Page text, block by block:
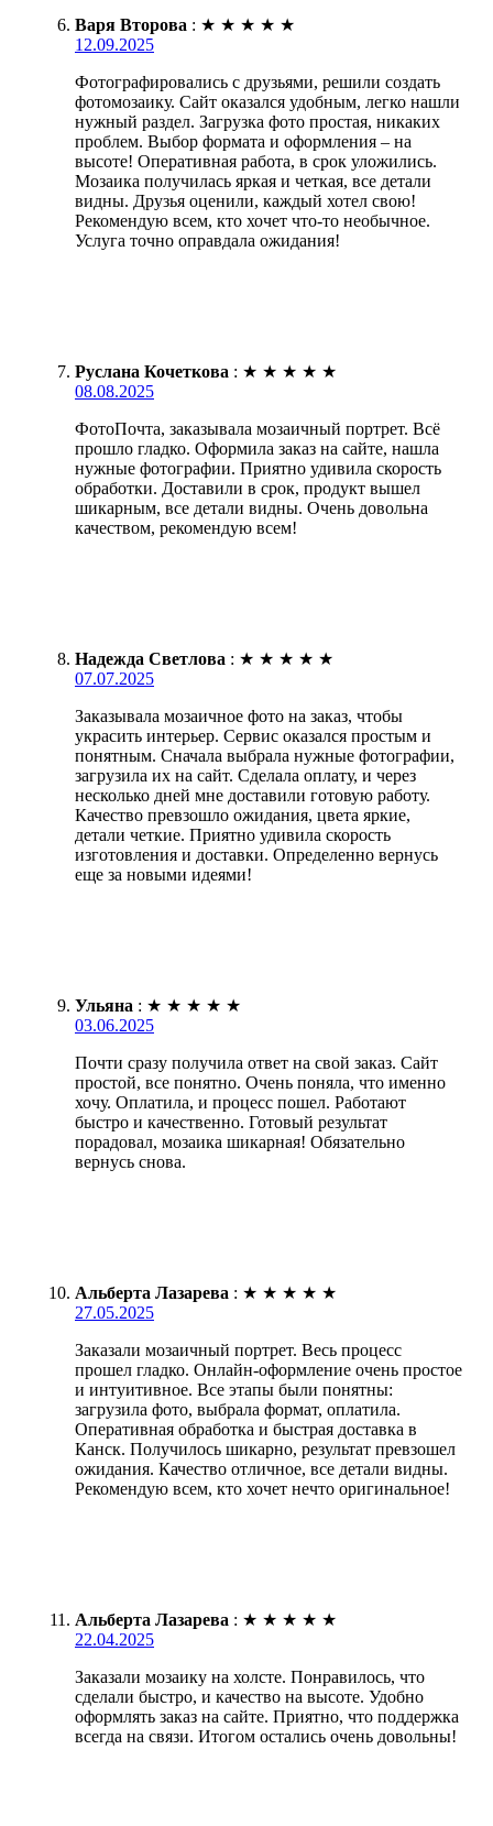
Варя Второва : ★ ★ ★ ★ ★
12.09.2025
Фотографировались с друзьями, решили создать
фотомозаику. Сайт оказался удобным, легко нашли
нужный раздел. Загрузка фото простая, никаких
проблем. Выбор формата и оформления – на
высоте! Оперативная работа, в срок уложились.
Мозаика получилась яркая и четкая, все детали
видны. Друзья оценили, каждый хотел свою!
Рекомендую всем, кто хочет что-то необычное.
Услуга точно оправдала ожидания!
Руслана Кочеткова : ★ ★ ★ ★ ★
08.08.2025
ФотоПочта, заказывала мозаичный портрет. Всё
прошло гладко. Оформила заказ на сайте, нашла
нужные фотографии. Приятно удивила скорость
обработки. Доставили в срок, продукт вышел
шикарным, все детали видны. Очень довольна
качеством, рекомендую всем!
Надежда Светлова : ★ ★ ★ ★ ★
07.07.2025
Заказывала мозаичное фото на заказ, чтобы
украсить интерьер. Сервис оказался простым и
понятным. Сначала выбрала нужные фотографии,
загрузила их на сайт. Сделала оплату, и через
несколько дней мне доставили готовую работу.
Качество превзошло ожидания, цвета яркие,
детали четкие. Приятно удивила скорость
изготовления и доставки. Определенно вернусь
еще за новыми идеями!
Ульяна : ★ ★ ★ ★ ★
03.06.2025
Почти сразу получила ответ на свой заказ. Сайт
простой, все понятно. Очень поняла, что именно
хочу. Оплатила, и процесс пошел. Работают
быстро и качественно. Готовый результат
порадовал, мозаика шикарная! Обязательно
вернусь снова.
Альберта Лазарева : ★ ★ ★ ★ ★
27.05.2025
Заказали мозаичный портрет. Весь процесс
прошел гладко. Онлайн-оформление очень простое
и интуитивное. Все этапы были понятны:
загрузила фото, выбрала формат, оплатила.
Оперативная обработка и быстрая доставка в
Канск. Получилось шикарно, результат превзошел
ожидания. Качество отличное, все детали видны.
Рекомендую всем, кто хочет нечто оригинальное!
Альберта Лазарева : ★ ★ ★ ★ ★
22.04.2025
Заказали мозаику на холсте. Понравилось, что
сделали быстро, и качество на высоте. Удобно
оформлять заказ на сайте. Приятно, что поддержка
всегда на связи. Итогом остались очень довольны!